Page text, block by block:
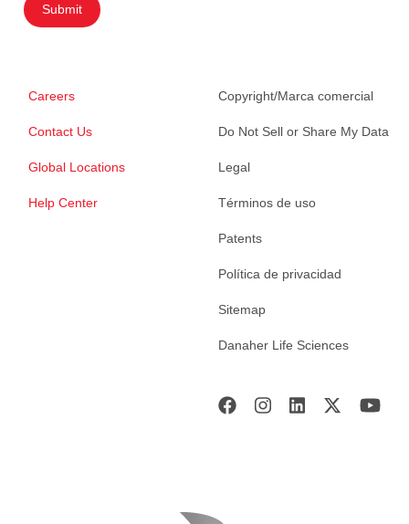
Submit
Careers
Contact Us
Global Locations
Help Center
Copyright/Marca comercial
Do Not Sell or Share My Data
Legal
Términos de uso
Patents
Política de privacidad
Sitemap
Danaher Life Sciences